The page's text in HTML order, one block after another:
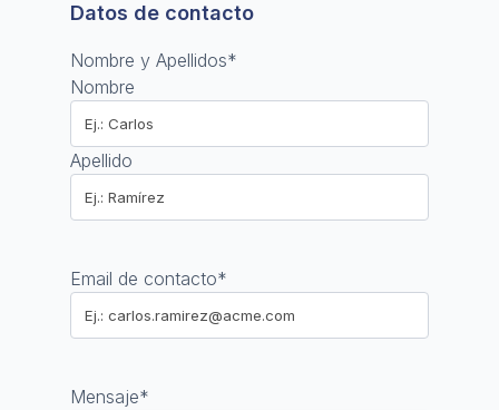
Datos de contacto
Nombre y Apellidos*
Nombre
Apellido
Email de contacto*
Mensaje*